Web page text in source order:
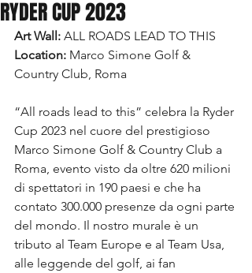
RYDER CUP 2023
Art Wall: ALL ROADS LEAD TO THIS
Location: Marco Simone Golf &
Country Club, Roma
“All roads lead to this” celebra la Ryder
Cup 2023 nel cuore del prestigioso
Marco Simone Golf & Country Club a
Roma, evento visto da oltre 620 milioni
di spettatori in 190 paesi e che ha
contato 300.000 presenze da ogni parte
del mondo. Il nostro murale è un
tributo al Team Europe e al Team Usa,
alle leggende del golf, ai fan